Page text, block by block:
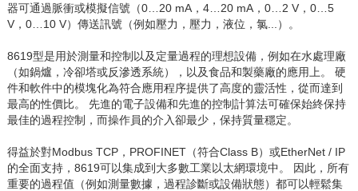
器可通過脈衝或模擬信號（0… 20 mA， 4… 20 mA， 0… 2 V， 0… 5
V， 0… 10 V）傳送訊號（例如壓力，壓力，液位，氯... ）。
8619型是用於測量和控制以及定量過程的理想設備，例如在水處理廠
（如鍋爐，冷卻塔或反滲透系統），以及食品和製藥廠的應用上。
硬
件和軟件中的模塊化為符合應用程序提供了高度的靈活性，從而達到
最高的性價比。
先進的電子設備和先進的控制計算法可確保始終保持
最佳的過程控制，而操作員的介入卻最少，保持質量穩定。
得益於對Modbus TCP， PROFINET（符合Class B）或EtherNet / IP
的全面支持， 8619可以集成到大多數工業以太網環境中。
因此，所有
重要的過程值（例如測量數據，過程診斷或設備狀態）都可以輕鬆集